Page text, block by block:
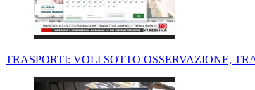
TRASPORTI: VOLI SOTTO OSSERVAZIONE,